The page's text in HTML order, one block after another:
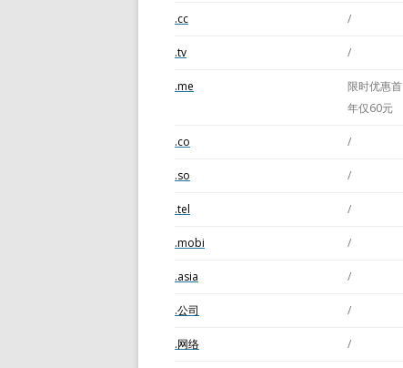
.cc /
.tv /
.me
限时优惠首
年仅60元
.co /
.so /
.tel /
.mobi /
.asia /
.公司 /
.网络 /